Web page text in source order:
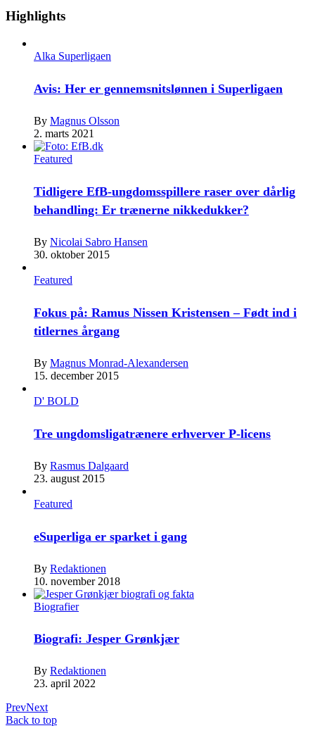
Highlights
Alka Superligaen
Avis: Her er gennemsnitslønnen i Superligaen
By Magnus Olsson
2. marts 2021
Featured
Tidligere EfB-ungdomsspillere raser over dårlig
behandling: Er trænerne nikkedukker?
By Nicolai Sabro Hansen
30. oktober 2015
Featured
Fokus på: Ramus Nissen Kristensen – Født ind i
titlernes årgang
By Magnus Monrad-Alexandersen
15. december 2015
D' BOLD
Tre ungdomsligatrænere erhverver P-licens
By Rasmus Dalgaard
23. august 2015
Featured
eSuperliga er sparket i gang
By Redaktionen
10. november 2018
Biografier
Biografi: Jesper Grønkjær
By Redaktionen
23. april 2022
PrevNext
Back to top